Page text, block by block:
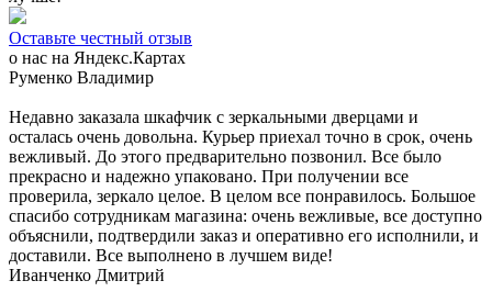
Оставьте честный отзыв
о нас на Яндекс.Картах
Руменко Владимир
Недавно заказала шкафчик с зеркальными дверцами и
осталась очень довольна. Курьер приехал точно в срок, очень
вежливый. До этого предварительно позвонил. Все было
прекрасно и надежно упаковано. При получении все
проверила, зеркало целое. В целом все понравилось. Большое
спасибо сотрудникам магазина: очень вежливые, все доступно
объяснили, подтвердили заказ и оперативно его исполнили, и
доставили. Все выполнено в лучшем виде!
Иванченко Дмитрий